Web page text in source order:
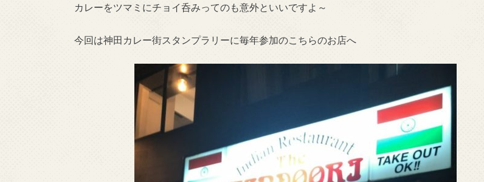
カレーをツマミにチョイ呑みってのも意外といいですよ～
今回は神田カレー街スタンプラリーに毎年参加のこちらのお店へ